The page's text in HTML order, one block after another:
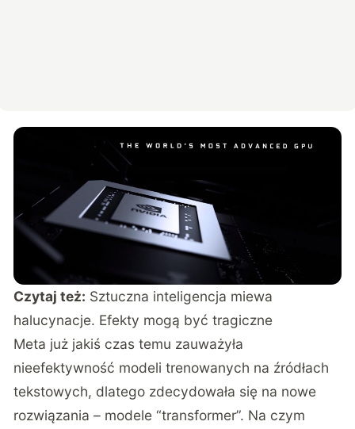
Czytaj też: Sztuczna inteligencja miewa
halucynacje. Efekty mogą być tragiczne
Meta już jakiś czas temu zauważyła
nieefektywność modeli trenowanych na źródłach
tekstowych, dlatego zdecydowała się na nowe
rozwiązania – modele “transformer”. Na czym